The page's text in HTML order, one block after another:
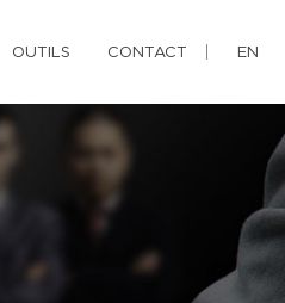
OUTILS CONTACT EN